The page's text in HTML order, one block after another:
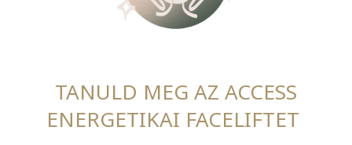
TANULD MEG AZ ACCESS
ENERGETIKAI FACELIFTET